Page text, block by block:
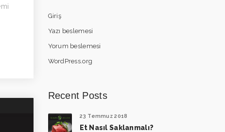
Giriş
Yazı beslemesi
Yorum beslemesi
WordPress.org
Recent Posts
23 Temmuz 2018
Et Nasıl Saklanmalı?